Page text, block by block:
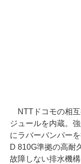
NTTドコモの相互
ジュールを内蔵。
にラバーバンパー
D 810G準拠の高耐
故障しない排水機